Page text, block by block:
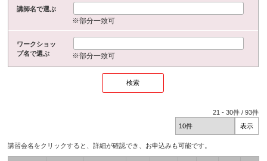
講師名で選ぶ
※部分一致可
ワークショッ
プ名で選ぶ
※部分一致可
21 -30件 /93件
講習会名をクリックすると、詳細が確認でき、お申込みも可能です。